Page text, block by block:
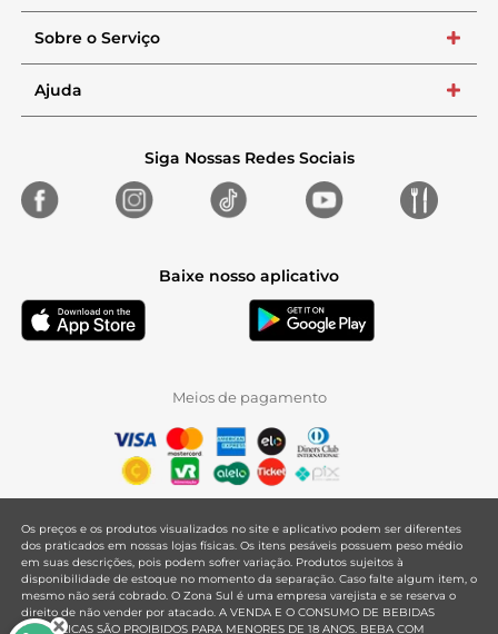
Sobre o Serviço +
Ajuda +
Siga Nossas Redes Sociais
Baixe nosso aplicativo
Meios de pagamento
Os preços e os produtos visualizados no site e aplicativo podem ser diferentes
dos praticados em nossas lojas físicas. Os itens pesáveis possuem peso médio
em suas descrições, pois podem sofrer variação. Produtos sujeitos à
disponibilidade de estoque no momento da separação. Caso falte algum item, o
mesmo não será cobrado. O Zona Sul é uma empresa varejista e se reserva o
direito de não vender por atacado. A VENDA E O CONSUMO DE BEBIDAS
ALCOÓLICAS SÃO PROIBIDOS PARA MENORES DE 18 ANOS. BEBA COM